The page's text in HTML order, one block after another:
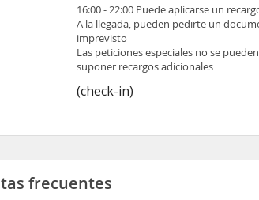
16:00 - 22:00 Puede aplicarse un
A la llegada, pueden pedirte un
imprevisto
Las peticiones especiales no se
suponer recargos adicionales
(check-in)
frecuentes